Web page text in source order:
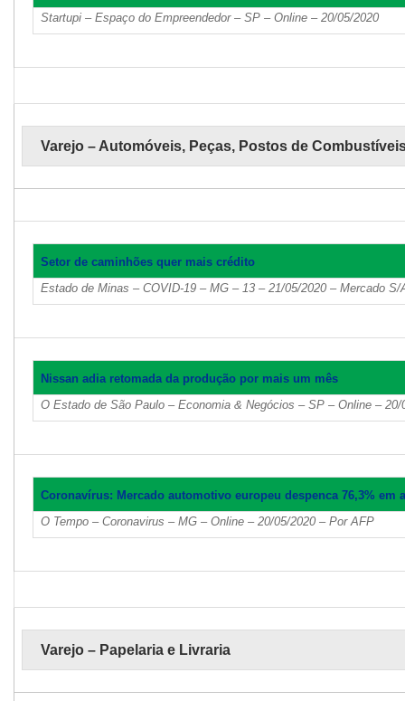
Startupi – Espaço do Empreendedor – SP – Online – 20/05/2020
Varejo – Automóveis, Peças, Postos de
Setor de caminhões quer mais crédito
Estado de Minas – COVID-19 – MG – 13 – 21/05/2020 – Mercado S/
Nissan adia retomada da produção por mais um mês
O Estado de São Paulo – Economia & Negócios – SP – Online –
Coronavírus: Mercado automotivo europeu despenca 76,3% em
O Tempo – Coronavirus – MG – Online – 20/05/2020 – Por AFP
Varejo – Papelaria e Livraria